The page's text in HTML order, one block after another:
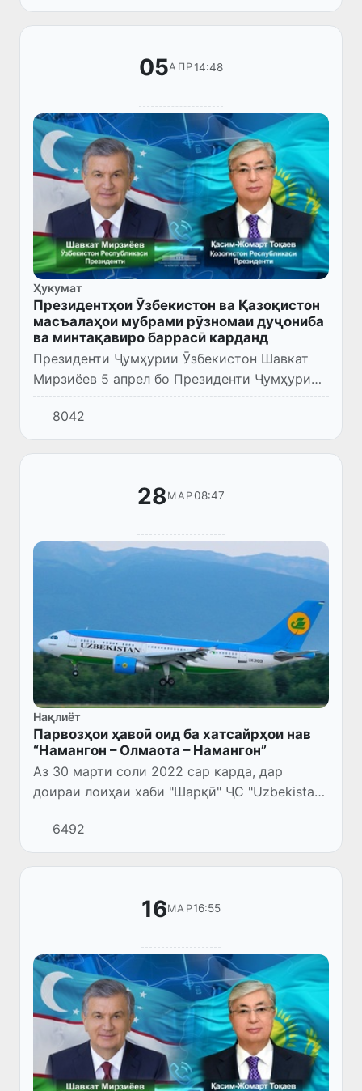
05АПР14:48
Ҳукумат
Президентҳои Ӯзбекистон ва Қазоқистон
масъалаҳои мубрами рӯзномаи дуҷониба
ва минтақавиро баррасӣ карданд
Президенти Ҷумҳурии Ӯзбекистон Шавкат
Мирзиёев 5 апрел бо Президенти Ҷумҳурии
Қазоқистон Қосим-Ҷомарт Тоқаев мулоқоти
телефонӣ анҷом дод.
8042
28МАР08:47
Нақлиёт
Парвозҳои ҳавоӣ оид ба хатсайрҳои нав
“Намангон – Олмаота – Намангон”
Аз 30 марти соли 2022 сар карда, дар
доираи лоиҳаи хаби "Шарқӣ" ҶС "Uzbekistan
Airways" амалӣ карда мешавад. рвозҳои
мунтазами ҳавоиро бинобар самтҳои нави
байналмилалӣ "Намангон...
6492
16МАР16:55